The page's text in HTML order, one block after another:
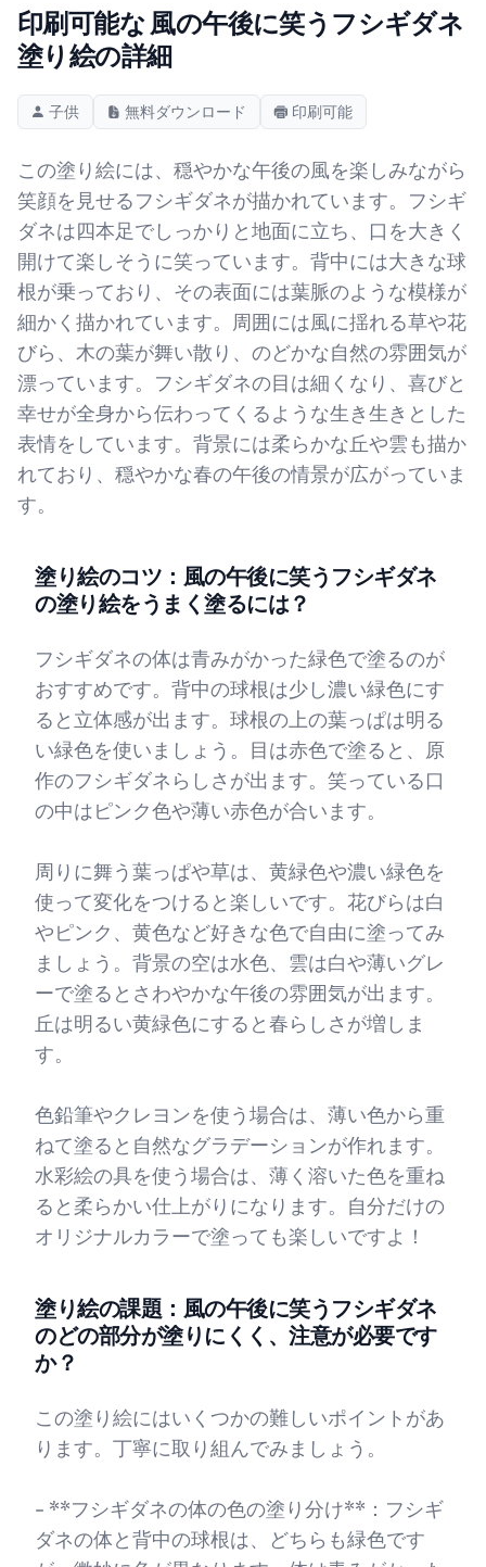
印刷可能な 風の午後に笑うフシギダネ
塗り絵の詳細
子供 無料ダウンロード 印刷可能
この塗り絵には、穏やかな午後の風を楽しみながら
笑顔を見せるフシギダネが描かれています。フシギ
ダネは四本足でしっかりと地面に立ち、口を大きく
開けて楽しそうに笑っています。背中には大きな球
根が乗っており、その表面には葉脈のような模様が
細かく描かれています。周囲には風に揺れる草や花
びら、木の葉が舞い散り、のどかな自然の雰囲気が
漂っています。フシギダネの目は細くなり、喜びと
幸せが全身から伝わってくるような生き生きとした
表情をしています。背景には柔らかな丘や雲も描か
れており、穏やかな春の午後の情景が広がっていま
す。
塗り絵のコツ：風の午後に笑うフシギダネ
の塗り絵をうまく塗るには？
フシギダネの体は青みがかった緑色で塗るのが
おすすめです。背中の球根は少し濃い緑色にす
ると立体感が出ます。球根の上の葉っぱは明る
い緑色を使いましょう。目は赤色で塗ると、原
作のフシギダネらしさが出ます。笑っている口
の中はピンク色や薄い赤色が合います。
周りに舞う葉っぱや草は、黄緑色や濃い緑色を
使って変化をつけると楽しいです。花びらは白
やピンク、黄色など好きな色で自由に塗ってみ
ましょう。背景の空は水色、雲は白や薄いグレ
ーで塗るとさわやかな午後の雰囲気が出ます。
丘は明るい黄緑色にすると春らしさが増しま
す。
色鉛筆やクレヨンを使う場合は、薄い色から重
ねて塗ると自然なグラデーションが作れます。
水彩絵の具を使う場合は、薄く溶いた色を重ね
ると柔らかい仕上がりになります。自分だけの
オリジナルカラーで塗っても楽しいですよ！
塗り絵の課題：風の午後に笑うフシギダネ
のどの部分が塗りにくく、注意が必要です
か？
この塗り絵にはいくつかの難しいポイントがあ
ります。丁寧に取り組んでみましょう。
- **フシギダネの体の色の塗り分け**：フシギ
ダネの体と背中の球根は、どちらも緑色です